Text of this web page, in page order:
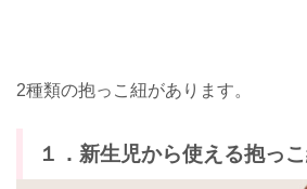
2種類の抱っこ紐があります。
１．新生児から使える抱っ